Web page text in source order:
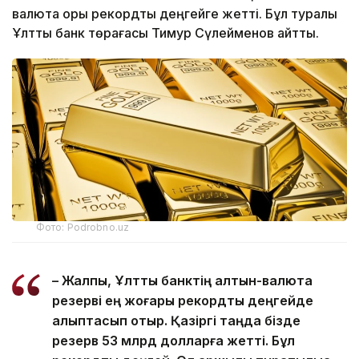
валюта қоры рекордтық деңгейге жетті. Бұл туралы
Ұлттық банк төрағасы Тимур Сүлейменов айтты.
Фото: Podrobno.uz
– Жалпы, Ұлттық банктің алтын-валюта
резерві ең жоғары рекордтық деңгейде
қалыптасып отыр. Қазіргі таңда бізде
резерв 53 млрд долларға жетті. Бұл